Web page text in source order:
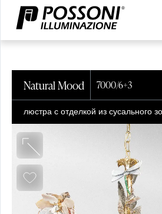
Поиск на сайте
Natural Mood 7000/6+3